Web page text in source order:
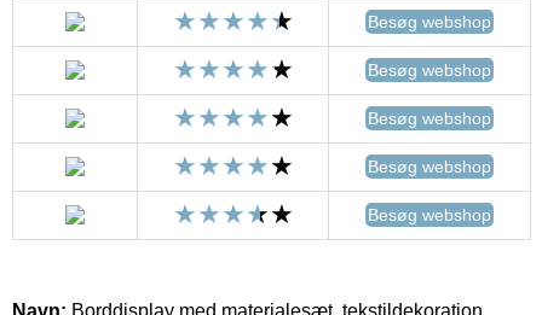
Besøg webshop
Besøg webshop
Besøg webshop
Besøg webshop
Besøg webshop
Navn: Borddisplay med materialesæt, tekstildekoration,